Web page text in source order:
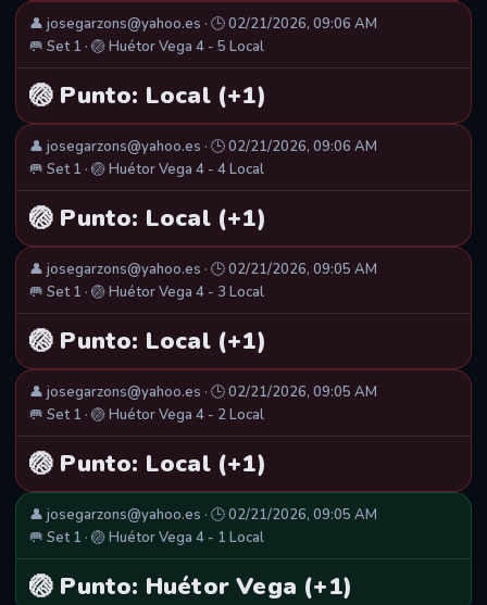
👤 josegarzons@yahoo.es · 🕒 02/21/2026, 09:06 AM
🥅 Set 1 · 🏐 Huétor Vega 4 - 5 Local
🏐 Punto: Local (+1)
👤 josegarzons@yahoo.es · 🕒 02/21/2026, 09:06 AM
🥅 Set 1 · 🏐 Huétor Vega 4 - 4 Local
🏐 Punto: Local (+1)
👤 josegarzons@yahoo.es · 🕒 02/21/2026, 09:05 AM
🥅 Set 1 · 🏐 Huétor Vega 4 - 3 Local
🏐 Punto: Local (+1)
👤 josegarzons@yahoo.es · 🕒 02/21/2026, 09:05 AM
🥅 Set 1 · 🏐 Huétor Vega 4 - 2 Local
🏐 Punto: Local (+1)
👤 josegarzons@yahoo.es · 🕒 02/21/2026, 09:05 AM
🥅 Set 1 · 🏐 Huétor Vega 4 - 1 Local
🏐 Punto: Huétor Vega (+1)